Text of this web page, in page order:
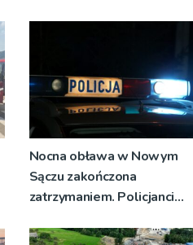
Nocna obława w Nowym
Sączu zakończona
zatrzymaniem. Policjanci
dźgnięcia 31-letniego